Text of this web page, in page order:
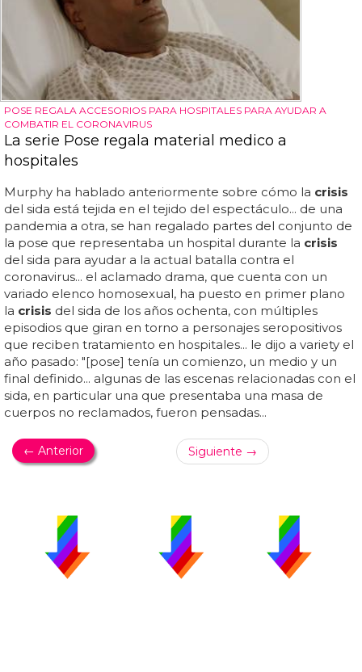
POSE REGALA ACCESORIOS PARA HOSPITALES PARA AYUDAR A
COMBATIR EL CORONAVIRUS
La serie Pose regala material medico a
hospitales
Murphy ha hablado anteriormente sobre cómo la crisis
del sida está tejida en el tejido del espectáculo... de una
pandemia a otra, se han regalado partes del conjunto de
la pose que representaba un hospital durante la crisis
del sida para ayudar a la actual batalla contra el
coronavirus... el aclamado drama, que cuenta con un
variado elenco homosexual, ha puesto en primer plano
la crisis del sida de los años ochenta, con múltiples
episodios que giran en torno a personajes seropositivos
que reciben tratamiento en hospitales... le dijo a variety el
año pasado: "[pose] tenía un comienzo, un medio y un
final definido... algunas de las escenas relacionadas con el
sida, en particular una que presentaba una masa de
cuerpos no reclamados, fueron pensadas...
← Anterior Siguiente →